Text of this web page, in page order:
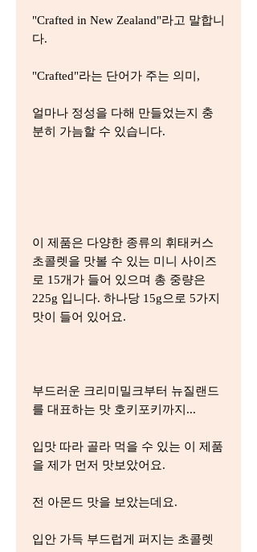
"Crafted in New Zealand"라고 말합니
다.
"Crafted"라는 단어가 주는 의미,
얼마나 정성을 다해 만들었는지 충
분히 가늠할 수 있습니다.
이 제품은 다양한 종류의 휘태커스
초콜렛을 맛볼 수 있는 미니 사이즈
로 15개가 들어 있으며 총 중량은
225g 입니다. 하나당 15g으로 5가지
맛이 들어 있어요.
부드러운 크리미밀크부터 뉴질랜드
를 대표하는 맛 호키포키까지...
입맛 따라 골라 먹을 수 있는 이 제품
을 제가 먼저 맛보았어요.
전 아몬드 맛을 보았는데요.
입안 가득 부드럽게 퍼지는 초콜렛